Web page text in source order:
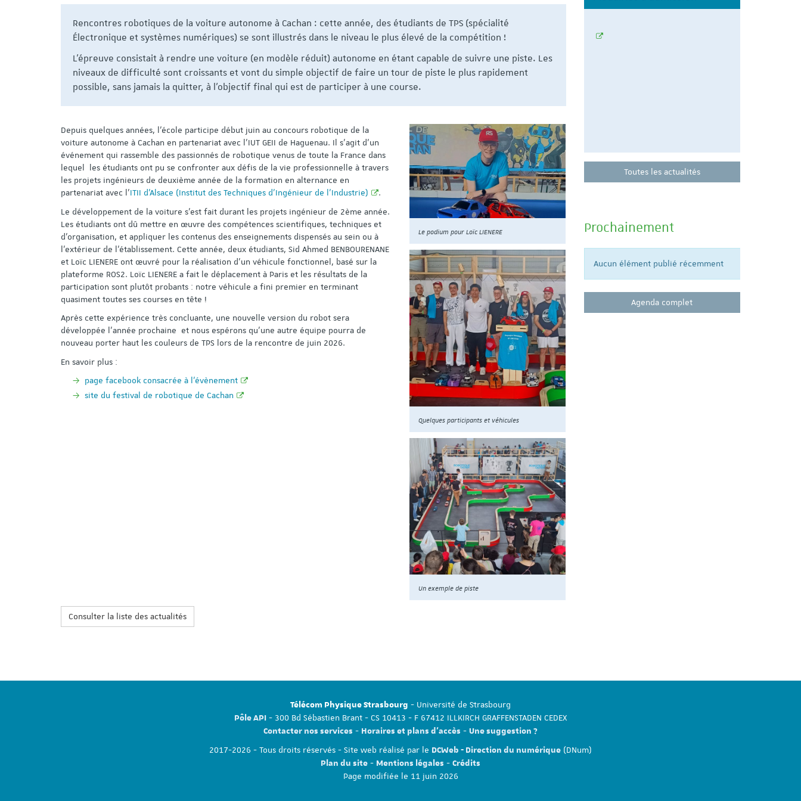
Rencontres robotiques de la voiture autonome à Cachan : cette année, des étudiants de TPS (spécialité
Électronique et systèmes numériques) se sont illustrés dans le niveau le plus élevé de la compétition !
L'épreuve consistait à rendre une voiture (en modèle réduit) autonome en étant capable de suivre une piste. Les
niveaux de difficulté sont croissants et vont du simple objectif de faire un tour de piste le plus rapidement
possible, sans jamais la quitter, à l’objectif final qui est de participer à une course.
Depuis quelques années, l’école participe début juin au concours robotique de la
voiture autonome à Cachan en partenariat avec l’IUT GEII de Haguenau. Il s’agit d’un
événement qui rassemble des passionnés de robotique venus de toute la France dans
lequel les étudiants ont pu se confronter aux défis de la vie professionnelle à travers
les projets ingénieurs de deuxième année de la formation en alternance en
partenariat avec l'ITII d'Alsace (Institut des Techniques d'Ingénieur de l'Industrie)
.
Le développement de la voiture s’est fait durant les projets ingénieur de 2ème année.
Les étudiants ont dû mettre en œuvre des compétences scientifiques, techniques et
d’organisation, et appliquer les contenus des enseignements dispensés au sein ou à
l’extérieur de l’établissement. Cette année, deux étudiants, Sid Ahmed BENBOURENANE
et Loïc LIENERE ont œuvré pour la réalisation d’un véhicule fonctionnel, basé sur la
plateforme ROS2. Loïc LIENERE a fait le déplacement à Paris et les résultats de la
participation sont plutôt probants : notre véhicule a fini premier en terminant
quasiment toutes ses courses en tête !
Après cette expérience très concluante, une nouvelle version du robot sera
développée l’année prochaine et nous espérons qu’une autre équipe pourra de
nouveau porter haut les couleurs de TPS lors de la rencontre de juin 2026.
En savoir plus :
page facebook consacrée à l'évènement
site du festival de robotique de Cachan
Le podium pour Loïc LIENERE
Quelques participants et véhicules
Un exemple de piste
Consulter la liste des actualités
(session synchronisée 2024)
Profil Enseignement : Informatique
Publication au 22 février 2024
présentation !!
Toutes les actualités
Prochainement
Aucun élément publié récemment
Agenda complet
Télécom Physique Strasbourg - Université de Strasbourg
Pôle API - 300 Bd Sébastien Brant - CS 10413 - F 67412 ILLKIRCH GRAFFENSTADEN CEDEX
Contacter nos services - Horaires et plans d'accès - Une suggestion ?
2017-2026 - Tous droits réservés - Site web réalisé par le DCWeb - Direction du numérique (DNum)
Plan du site - Mentions légales - Crédits
Page modifiée le 11 juin 2026